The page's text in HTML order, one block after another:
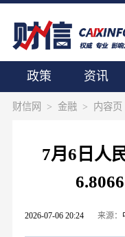
政策 资讯
财信网 > 金融 > 内容页
7月6日人
2026-07-06 20:24 来源：